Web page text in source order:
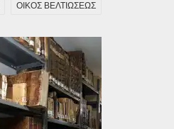
ΟΙΚΟΣ ΒΕΛΤΙΩΣΕΩΣ